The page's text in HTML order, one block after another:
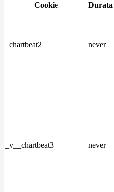
Cookie Durata
_chartbeat2 never
_v__chartbeat3 never